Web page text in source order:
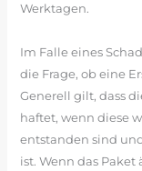
Werktagen.
Im Falle eines
die Frage, ob eine
Generell gilt, dass
haftet, wenn diese
entstanden sind
ist. Wenn das